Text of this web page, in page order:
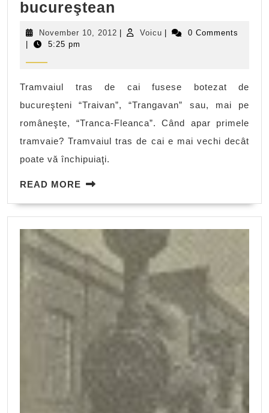
bucureştean
tramvaiului
bucureştean
November 10, 2012 November
| Voicu Voicu
|
0 Comments
|
5:25 pm
Tramvaiul tras de cai fusese botezat de
bucureşteni “Traivan”, “Trangavan” sau, mai pe
româneşte, “Tranca-Fleanca”. Când apar primele
tramvaie? Tramvaiul tras de cai e mai vechi decât
poate vă închipuiaţi.
READ MORE READ